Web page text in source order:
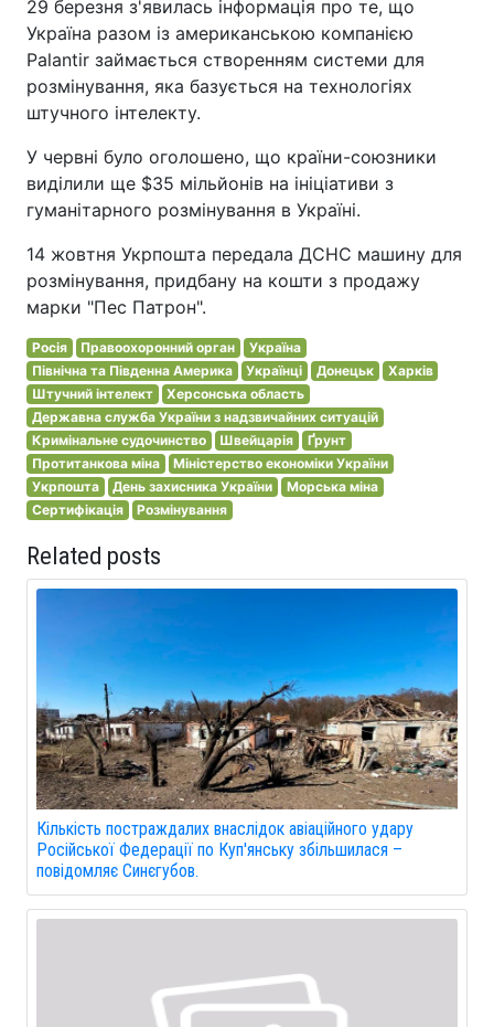
29 березня з'явилась інформація про те, що
Україна разом із американською компанією
Palantir займається створенням системи для
розмінування, яка базується на технологіях
штучного інтелекту.
У червні було оголошено, що країни-союзники
виділили ще $35 мільйонів на ініціативи з
гуманітарного розмінування в Україні.
14 жовтня Укрпошта передала ДСНС машину для
розмінування, придбану на кошти з продажу
марки "Пес Патрон".
Росія Правоохоронний орган
Україна
Північна та Південна Америка
Українці Донецьк
Харків
Штучний інтелект
Херсонська область
Державна служба України з надзвичайних ситуацій
Кримінальне судочинство
Швейцарія
Ґрунт
Протитанкова міна
Міністерство економіки України
Укрпошта
День захисника України
Морська міна
Сертифікація
Розмінування
Related posts
Кількість постраждалих внаслідок авіаційного удару
Російської Федерації по Куп'янську збільшилася –
повідомляє Синєгубов.